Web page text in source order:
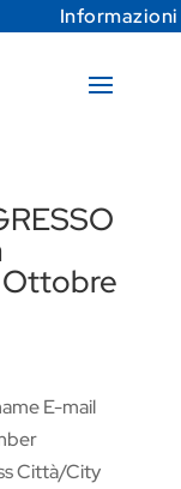
Informazioni
Ottobre
E-mail
Città/City